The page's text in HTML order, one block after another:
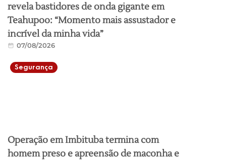
revela bastidores de onda gigante em
Teahupoo: “Momento mais assustador e
incrível da minha vida”
07/08/2026
Segurança
Operação em Imbituba termina com
homem preso e apreensão de maconha e